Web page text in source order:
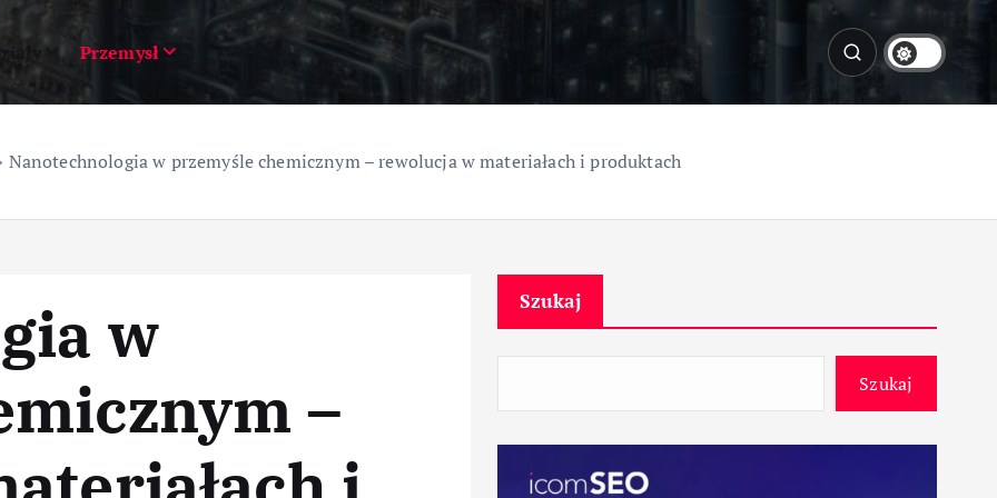
Przemysł
Nanotechnologia w przemyśle chemicznym – rewolucja w materiałach i produktach
w
–
Szukaj
Szukaj